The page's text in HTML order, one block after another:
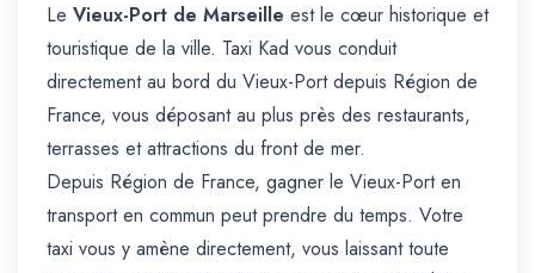
Le Vieux-Port de Marseille est le cœur historique et
touristique de la ville. Taxi Kad vous conduit
directement au bord du Vieux-Port depuis Région de
France, vous déposant au plus près des restaurants,
terrasses et attractions du front de mer.
Depuis Région de France, gagner le Vieux-Port en
transport en commun peut prendre du temps. Votre
taxi vous y amène directement, vous laissant toute